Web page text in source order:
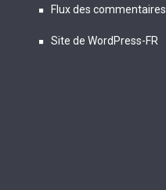
Flux des commentaires
Site de WordPress-FR